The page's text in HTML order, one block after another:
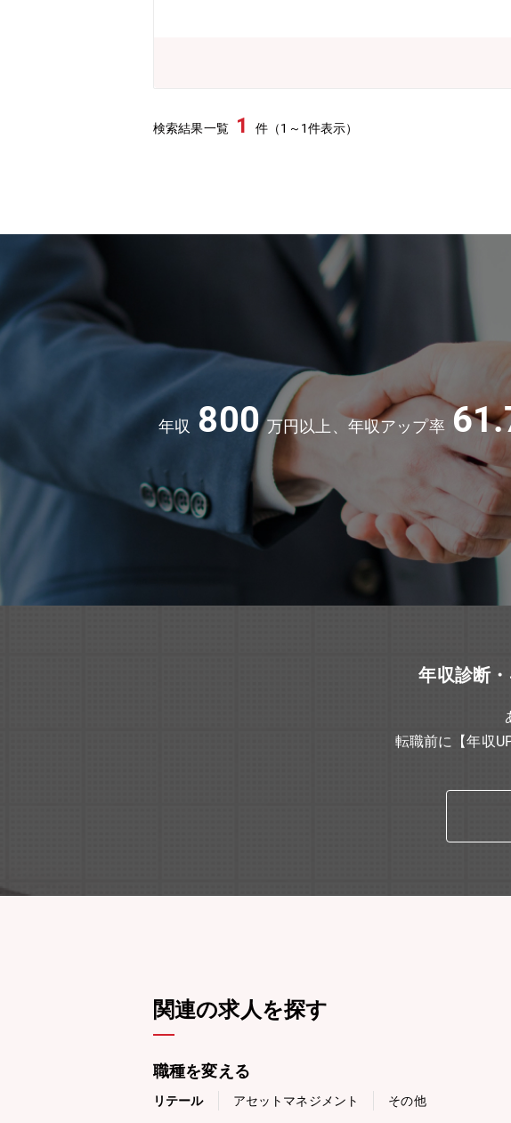
検索結果一覧 1 件（1～1件表示）
年収 800 万円以上、年収アップ率
年収診断
転職前に【年収
関連の求人を探す
職種を変える
リテール アセットマネジメント その他